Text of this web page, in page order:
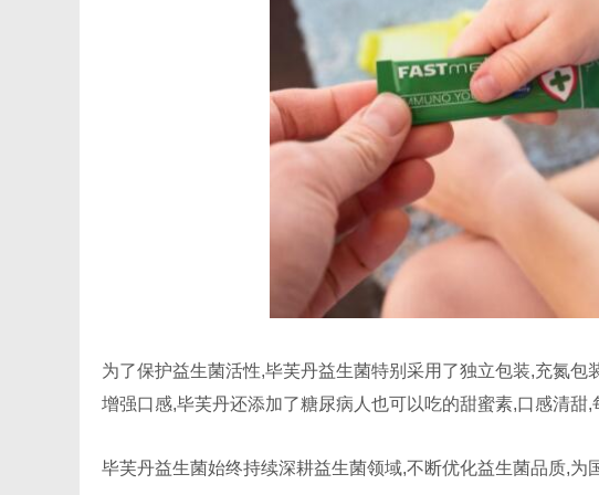
为了保护益生菌活性,毕芙丹益生菌特别采用了独立包装,充氮
增强口感,毕芙丹还添加了糖尿病人也可以吃的甜蜜素,口感清甜,
毕芙丹益生菌始终持续深耕益生菌领域,不断优化益生菌品质,为